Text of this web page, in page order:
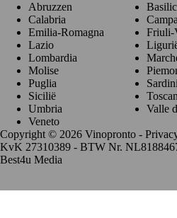
Abruzzen
Calabria
Emilia-Romagna
Friuli-
Lazio
Lombardia
Molise
Puglia
Sicilië
Umbria
Valle
Veneto
Copyright © 2026 Vinopronto -
KvK 27310389 - BTW Nr.
Best4u Media